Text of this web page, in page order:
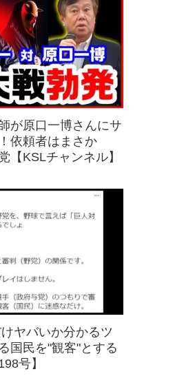
が原口一博さんにサ
依頼者はまさか
【KSLチャンネル】
ヤバいか分かるツ
国民を"観客"とする
号】